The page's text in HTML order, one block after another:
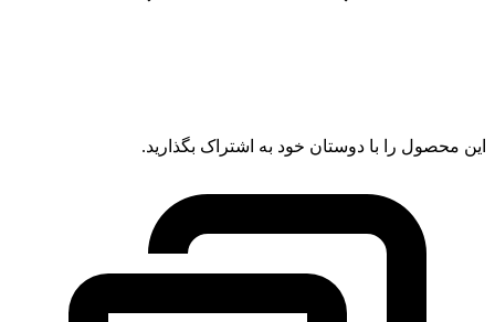
این محصول را با دوستان خود به اشتراک بگذارید.